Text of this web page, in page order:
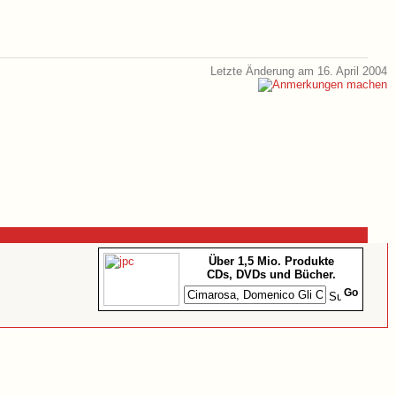
Letzte Änderung am 16. April 2004
Über 1,5 Mio. Produkte
CDs, DVDs und Bücher.
Go